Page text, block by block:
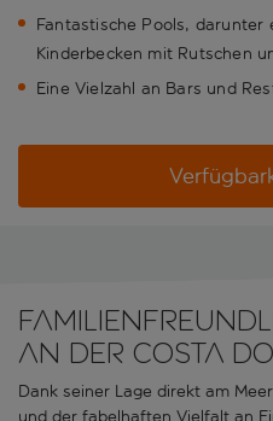
Fantastische Pools, darunter
Kinderbecken mit Rutschen
Eine Vielzahl an Bars und
an der Costa
Dank seiner Lage direkt am